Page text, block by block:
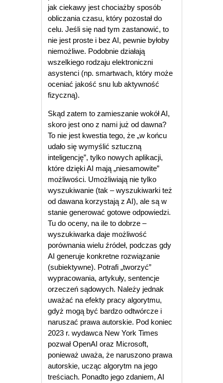
jak ciekawy jest chociażby sposób
obliczania czasu, który pozostał do
celu. Jeśli się nad tym zastanowić, to
nie jest proste i bez AI, pewnie byłoby
niemożliwe. Podobnie działają
wszelkiego rodzaju elektroniczni
asystenci (np. smartwach, który może
oceniać jakość snu lub aktywność
fizyczną).
Skąd zatem to zamieszanie wokół AI,
skoro jest ono z nami już od dawna?
To nie jest kwestia tego, że „w końcu
udało się wymyślić sztuczną
inteligencję”, tylko nowych aplikacji,
które dzięki AI mają „niesamowite”
możliwości. Umożliwiają nie tylko
wyszukiwanie (tak – wyszukiwarki też
od dawana korzystają z AI), ale są w
stanie generować gotowe odpowiedzi.
Tu do oceny, na ile to dobrze –
wyszukiwarka daje możliwość
porównania wielu źródeł, podczas gdy
AI generuje konkretne rozwiązanie
(subiektywne). Potrafi „tworzyć”
wypracowania, artykuły, sentencje
orzeczeń sądowych. Należy jednak
uważać na efekty pracy algorytmu,
gdyż mogą być bardzo odtwórcze i
naruszać prawa autorskie. Pod koniec
2023 r. wydawca New York Times
pozwał OpenAI oraz Microsoft,
ponieważ uważa, że naruszono prawa
autorskie, ucząc algorytm na jego
treściach. Ponadto jego zdaniem, AI